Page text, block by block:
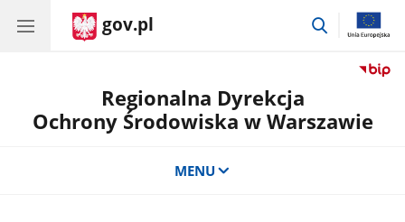
gov.pl
przejdź
Regionalna Dyrekcja
Ochrony Środowiska w Warszawie
MENU